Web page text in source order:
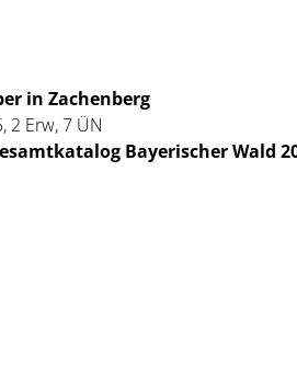
in Zachenberg
2 Erw, 7 ÜN
Bayerischer Wald